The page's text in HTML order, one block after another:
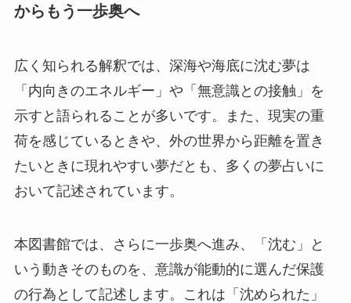
からもう一歩奥へ
広く知られる解釈では、深海や海底に沈む夢は
「内向きのエネルギー」や「無意識との接触」を
示すと語られることが多いです。また、現実の重
荷を感じているときや、外の世界から距離を置き
たいときに現れやすい夢だとも、多くの夢占いに
おいて記述されています。
本図書館では、さらに一歩奥へ進み、「沈む」と
いう動きそのものを、意識が能動的に選んだ保護
の行為として記述します。これは「沈められた」